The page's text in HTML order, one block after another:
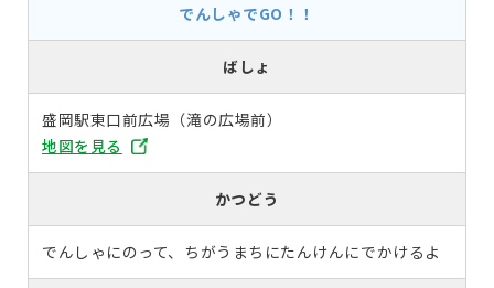
でんしゃでGO！！
ばしょ
盛岡駅東口前広場（滝の広場前）
地図を見る
かつどう
でんしゃにのって、ちがうまちにたんけんにでかけるよ